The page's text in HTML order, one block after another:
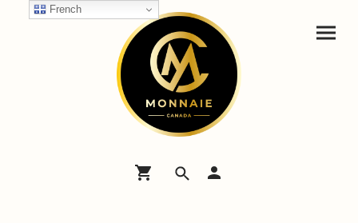
French